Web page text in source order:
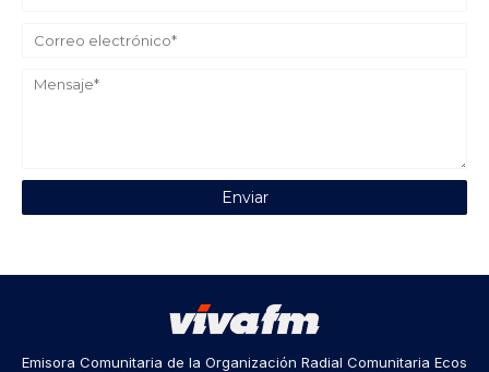
Emisora Comunitaria de la Organización Radial Comunitaria Ecos